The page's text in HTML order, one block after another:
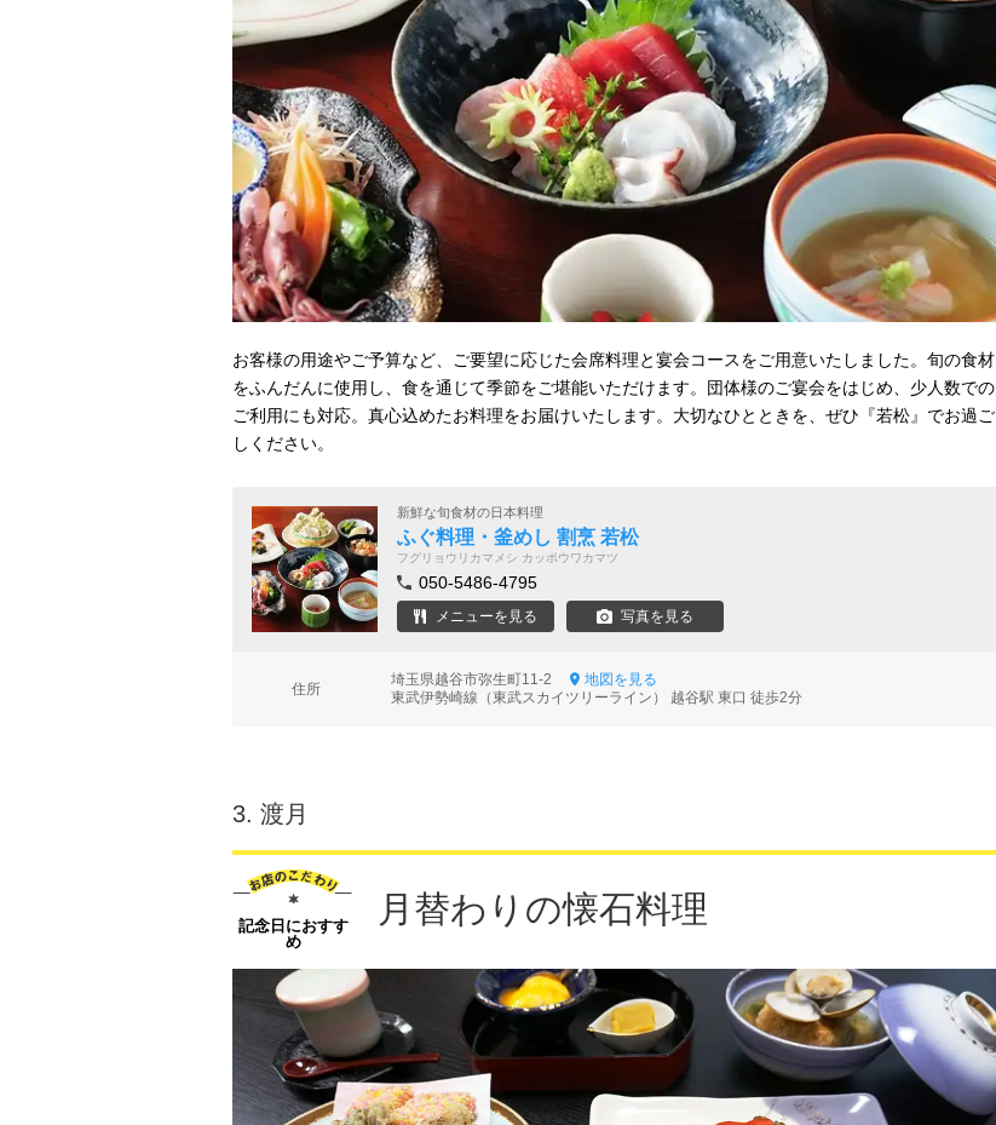
お客様の用途やご予算など、ご要望に応じた会席料理と宴会コースをご用意いたしました。旬の食材
をふんだんに使用し、食を通じて季節をご堪能いただけます。団体様のご宴会をはじめ、少人数での
ご利用にも対応。真心込めたお料理をお届けいたします。大切なひとときを、ぜひ『若松』でお過ご
しください。
新鮮な旬食材の日本料理
ふぐ料理・釜めし 割烹 若松
フグリョウリカマメシ カッポウワカマツ
050-5486-4795
メニューを見る 写真を見る
住所
埼玉県越谷市弥生町11-2
地図を見る
東武伊勢崎線（東武スカイツリーライン） 越谷駅 東口 徒歩2分
3. 渡月
記念日におすす
め
月替わりの懐石料理